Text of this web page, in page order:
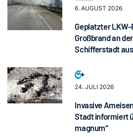
6. AUGUST 2026
Geplatzter
Großbrand an
Schifferstadt aus
24. JULI 2026
Invasive
Stadt informiert
magnum“